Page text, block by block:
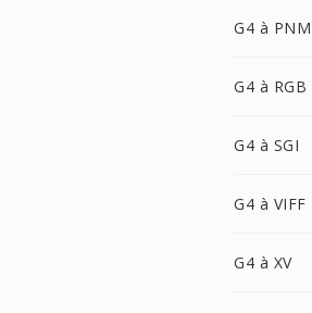
G4 à PNM
G4 à RGB
G4 à SGI
G4 à VIFF
G4 à XV